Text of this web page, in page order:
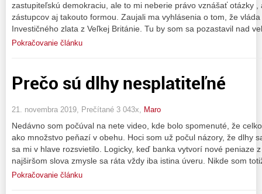
zastupiteľskú demokraciu, ale to mi neberie právo vznášať otázky
zástupcov aj takouto formou. Zaujali ma vyhlásenia o tom, že
Investičného zlata z Veľkej Británie. Tu by som sa pozastavil nad
Pokračovanie článku
Prečo sú dlhy nesplatiteľné
21. novembra 2019, Prečítané 3 043x, Maro
Nedávno som počúval na nete video, kde bolo spomenuté, že
ako množstvo peňazí v obehu. Hoci som už počul názory, že dlhy
sa mi v hlave rozsvietilo. Logicky, keď banka vytvorí nové peniaze
najširšom slova zmysle sa ráta vždy iba istina úveru. Nikde som
Pokračovanie článku